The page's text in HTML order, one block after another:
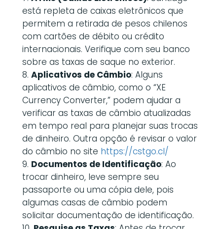
está repleta de caixas eletrônicos que
permitem a retirada de pesos chilenos
com cartões de débito ou crédito
internacionais. Verifique com seu banco
sobre as taxas de saque no exterior.
Aplicativos de Câmbio: Alguns
aplicativos de câmbio, como o “XE
Currency Converter,” podem ajudar a
verificar as taxas de câmbio atualizadas
em tempo real para planejar suas trocas
de dinheiro. Outra opção é revisar o valor
do câmbio no site https://cstgo.cl/
Documentos de Identificação: Ao
trocar dinheiro, leve sempre seu
passaporte ou uma cópia dele, pois
algumas casas de câmbio podem
solicitar documentação de identificação.